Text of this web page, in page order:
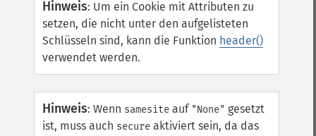
Hinweis: Um ein Cookie mit Attributen zu
setzen, die nicht unter den aufgelisteten
Schlüsseln sind, kann die Funktion header()
verwendet werden.
Hinweis: Wenn samesite auf "None" gesetzt
ist, muss auch secure aktiviert sein, da das